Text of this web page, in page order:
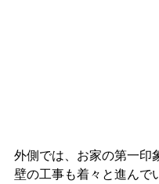
外側では、お家の第一印
壁の工事も着々と進んで